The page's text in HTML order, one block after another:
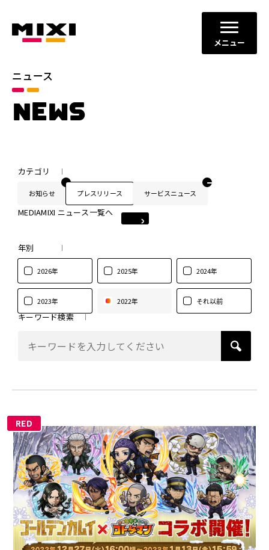
メニュー
ニュース
NEWS
カテゴリ
お知らせ プレスリリース サービスニュース
MEDIAMIXI ニュース一覧へ
年別
2026年 2025年 2024年
2023年 2022年 それ以前
キーワード検索
RED